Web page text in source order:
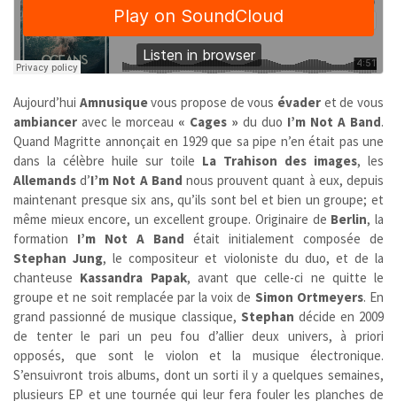
Aujourd’hui Amnusiquevous propose de vous évader et de vous
ambiancer avec le morceau « Cages » du duo I’m Not A Band.
Quand Magritte annonçait en 1929 que sa pipe n’en était pas une
dans la célèbre huile sur toile La Trahison des images, les
Allemands d’I’m Not A Band nous prouvent quant à eux, depuis
maintenant presque six ans, qu’ils sont bel et bien un groupe; et
même mieux encore, un excellent groupe. Originaire de Berlin, la
formation I’m Not A Band était initialement composée de
Stephan Jung, le compositeur et violoniste du duo, et de la
chanteuse Kassandra Papak, avant que celle-ci ne quitte le
groupe et ne soit remplacée par la voix de Simon Ortmeyers. En
grand passionné de musique classique, Stephan décide en 2009
de tenter le pari un peu fou d’allier deux univers, à priori
opposés, que sont le violon et la musique électronique.
S’ensuivront trois albums, dont un sorti il y a quelques semaines,
plusieurs EP et une tournée qui leur fera fouler les planches de